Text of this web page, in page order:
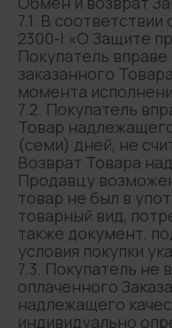
7.1. В
2300-I «О Защите
Покупатель вправе
заказанного
момента
7.2. Покупатель
Товар
(семи) дней, не
Возврат Товара
Продавцу
товар не был в
товарный вид,
также документ,
условия покупки
7.3. Покупатель не
оплаченного
надлежащего
индивидуально